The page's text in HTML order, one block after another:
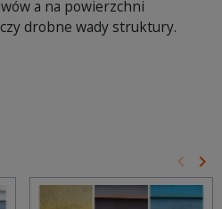
a na powierzchni
drobne wady struktury.
keyboard_arrow_left keyboard_arrow_right